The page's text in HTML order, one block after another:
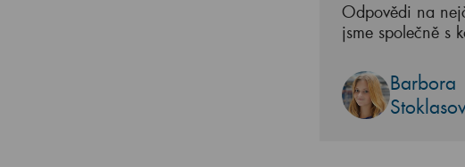
Odpovědi na
jsme společně s
Barbora